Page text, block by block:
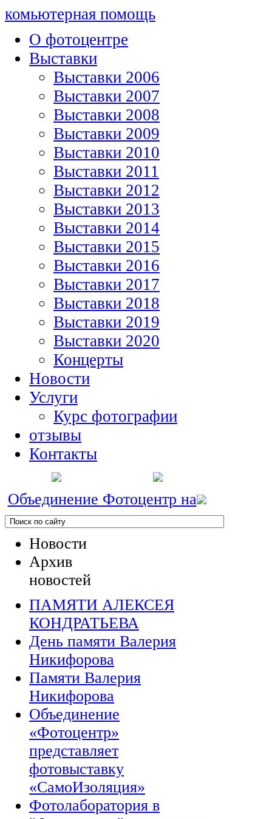
комьютерная помощь
О фотоцентре
Выставки
Выставки 2006
Выставки 2007
Выставки 2008
Выставки 2009
Выставки 2010
Выставки 2011
Выставки 2012
Выставки 2013
Выставки 2014
Выставки 2015
Выставки 2016
Выставки 2017
Выставки 2018
Выставки 2019
Выставки 2020
Концерты
Новости
Услуги
Курс фотографии
отзывы
Контакты
Объединение Фотоцентр на
Новости
Архив
новостей
ПАМЯТИ АЛЕКСЕЯ
КОНДРАТЬЕВА
День памяти Валерия
Никифорова
Памяти Валерия
Никифорова
Объединение
«Фотоцентр»
представляет
фотовыставку
«СамоИзоляция»
Фотолаборатория в